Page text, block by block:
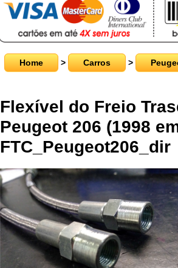
Home > Carros >
Flexível do Freio
Peugeot 206 (1998
FTC_Peugeot206_dir